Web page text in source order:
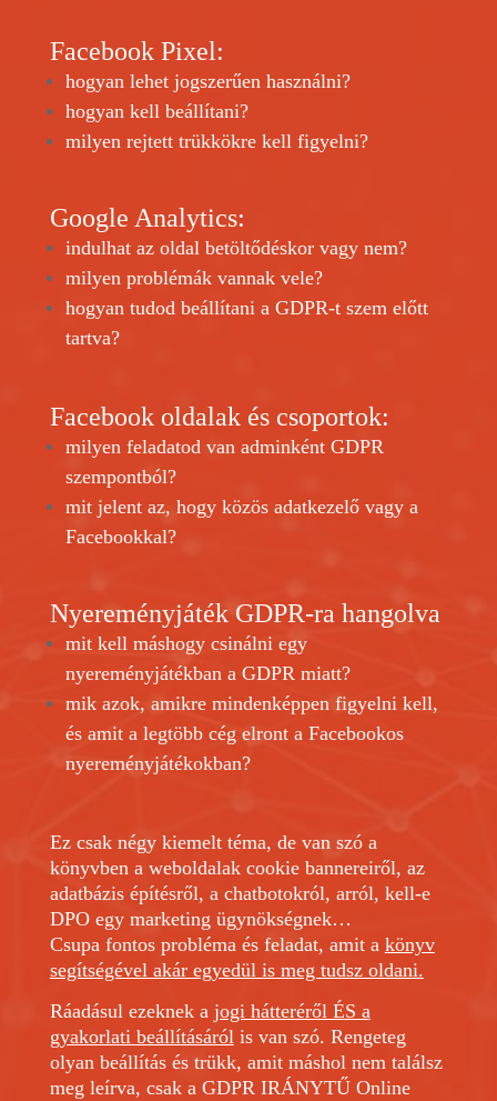
Facebook Pixel:
hogyan lehet jogszerűen használni?
hogyan kell beállítani?
milyen rejtett trükkökre kell figyelni?
Google Analytics:
indulhat az oldal betöltődéskor vagy nem?
milyen problémák vannak vele?
hogyan tudod beállítani a GDPR-t szem előtt
tartva?
Facebook oldalak és csoportok:
milyen feladatod van adminként GDPR
szempontból?
mit jelent az, hogy közös adatkezelő vagy a
Facebookkal?
Nyereményjáték GDPR-ra hangolva
mit kell máshogy csinálni egy
nyereményjátékban a GDPR miatt?
mik azok, amikre mindenképpen figyelni kell,
és amit a legtöbb cég elront a Facebookos
nyereményjátékokban?
Ez csak négy kiemelt téma, de van szó a
könyvben a weboldalak cookie bannereiről, az
adatbázis építésről, a chatbotokról, arról, kell-e
DPO egy marketing ügynökségnek…
Csupa fontos probléma és feladat, amit a könyv
segítségével akár egyedül is meg tudsz oldani.
Ráadásul ezeknek a jogi hátteréről ÉS a
gyakorlati beállításárólis van szó. Rengeteg
olyan beállítás és trükk, amit máshol nem találsz
meg leírva, csak a GDPR IRÁNYTŰ Online